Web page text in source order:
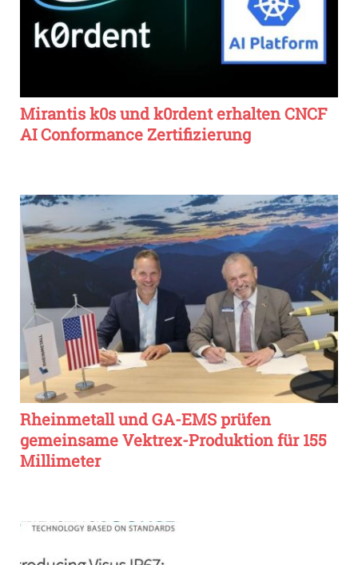
Mirantis k0s und k0rdent erhalten CNCF
AI Conformance Zertifizierung
Rheinmetall und GA-EMS prüfen
gemeinsame Vektrex-Produktion für 155
Millimeter